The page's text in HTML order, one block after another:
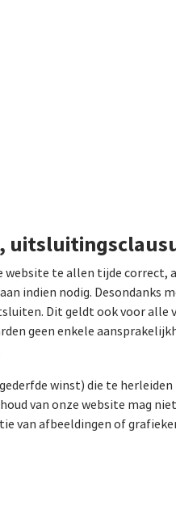
te allen tijde correct,
indien nodig. Desondanks
Dit geldt ook voor alle
geen enkele
winst) die te
van onze website mag
van afbeeldingen of